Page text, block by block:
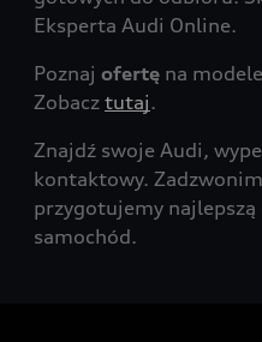
Eksperta Audi Online.
Poznaj ofertę na
Zobacz tutaj.
Znajdź swoje Audi,
kontaktowy.
przygotujemy
samochód.